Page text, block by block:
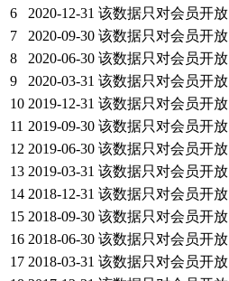
6
2020-12-31 该数据只对会员开放
7
2020-09-30 该数据只对会员开放
8
2020-06-30 该数据只对会员开放
9
2020-03-31 该数据只对会员开放
10 2019-12-31 该数据只对会员开放
11 2019-09-30 该数据只对会员开放
12 2019-06-30 该数据只对会员开放
13 2019-03-31 该数据只对会员开放
14 2018-12-31 该数据只对会员开放
15 2018-09-30 该数据只对会员开放
16 2018-06-30 该数据只对会员开放
17 2018-03-31 该数据只对会员开放